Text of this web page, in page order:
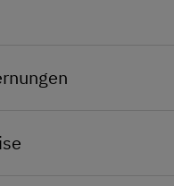
in 1 km